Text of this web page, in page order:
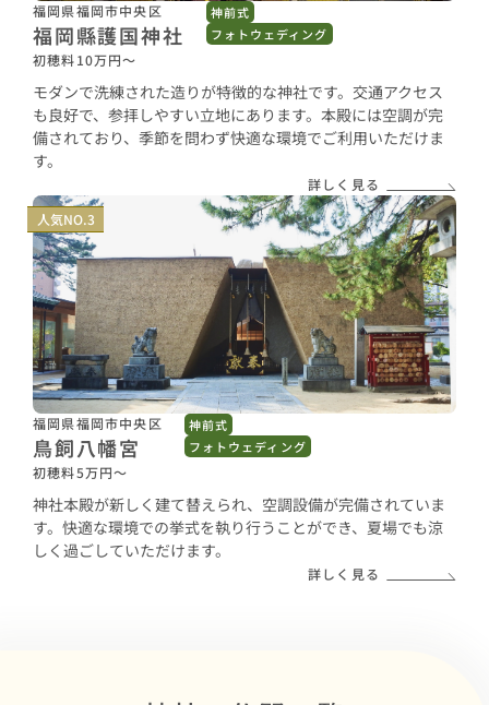
福岡県福岡市中央区
福岡縣護国神社
初穂料10万円〜
神前式
フォトウェディング
モダンで洗練された造りが特徴的な神社です。交通アクセス
も良好で、参拝しやすい立地にあります。本殿には空調が完
備されており、季節を問わず快適な環境でご利用いただけま
す。
詳しく見る
人気NO.3
福岡県福岡市中央区
鳥飼八幡宮
初穂料5万円〜
神前式
フォトウェディング
神社本殿が新しく建て替えられ、空調設備が完備されていま
す。快適な環境での挙式を執り行うことができ、夏場でも涼
しく過ごしていただけます。
詳しく見る